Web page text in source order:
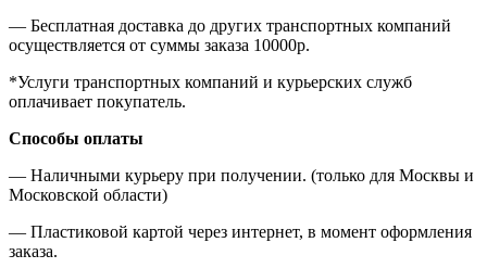
— Бесплатная доставка до других транспортных компаний
осуществляется от суммы заказа 10000р.
*Услуги транспортных компаний и курьерских служб
оплачивает покупатель.
Способы оплаты
— Наличными курьеру при получении. (только для Москвы и
Московской области)
— Пластиковой картой через интернет, в момент оформления
заказа.